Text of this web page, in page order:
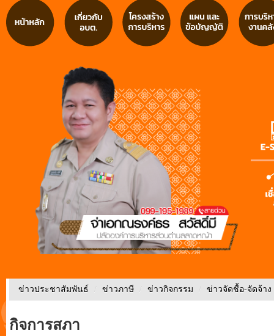
ข่าวประชาสัมพันธ์ / ข่าวภาษี / ข่าวกิจกรรม / ข่าวจัดชื้อ-จัดจ้า
กิจการสภา